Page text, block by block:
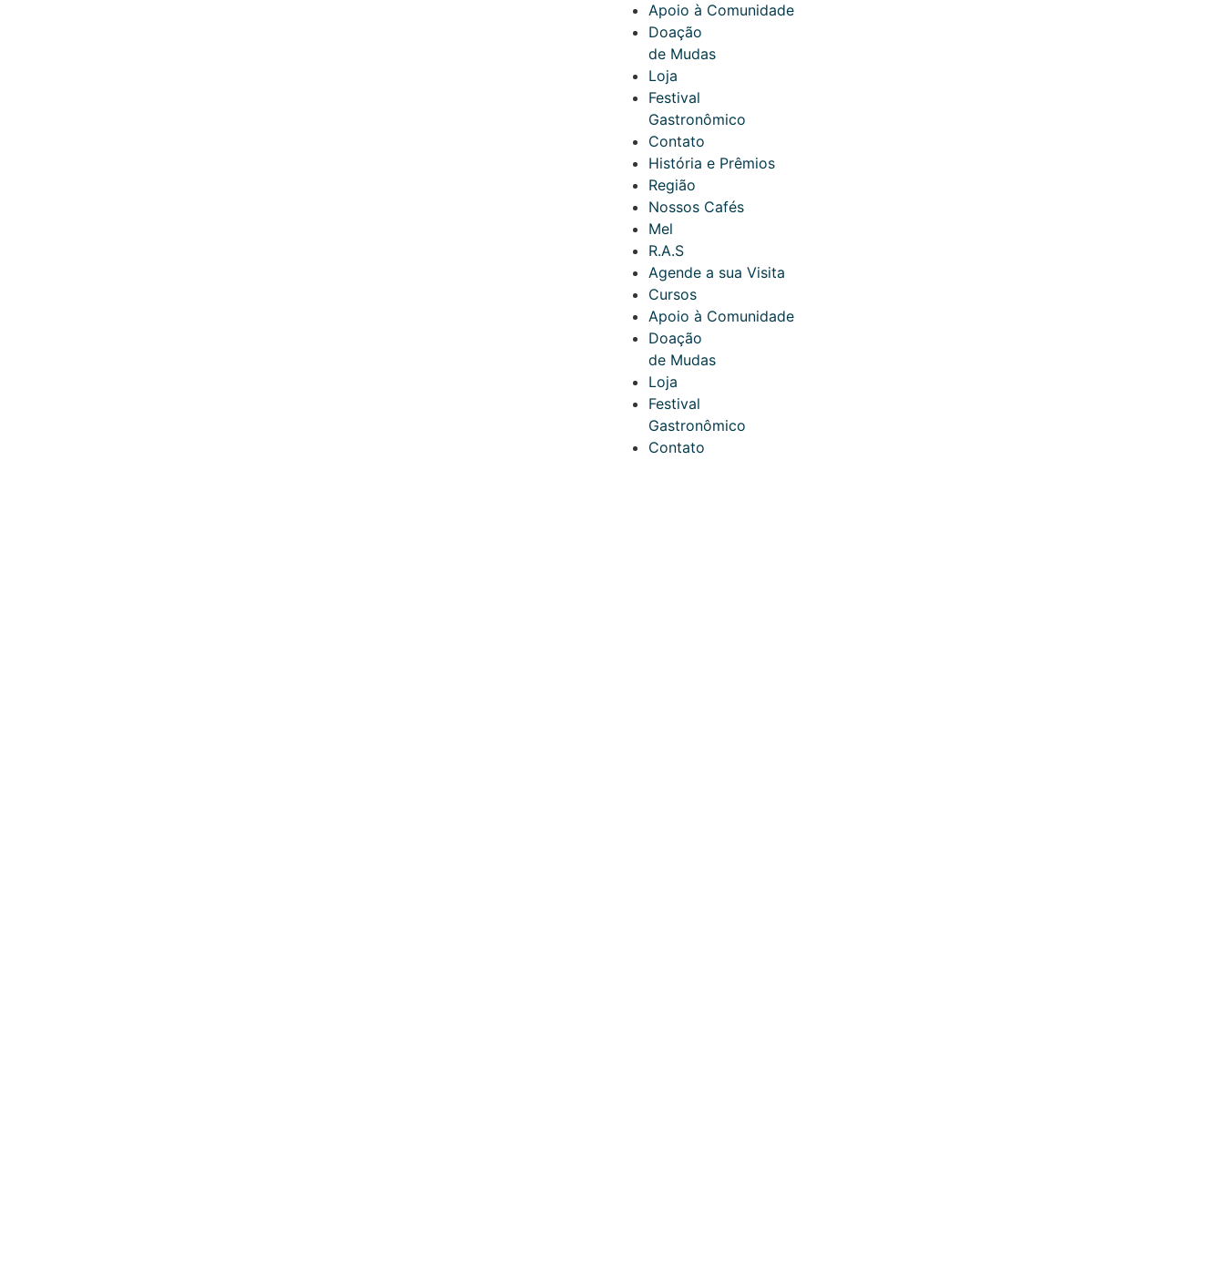
Apoio à Comunidade
Doação
de Mudas
Loja
Festival
Gastronômico
Contato
História e Prêmios
Região
Nossos Cafés
Mel
R.A.S
Agende a sua Visita
Cursos
Apoio à Comunidade
Doação
de Mudas
Loja
Festival
Gastronômico
Contato